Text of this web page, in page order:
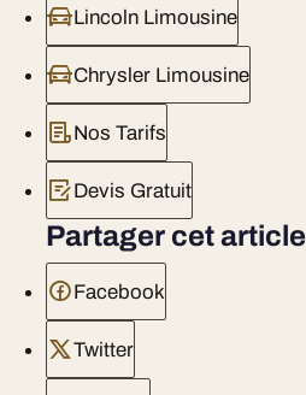
Lincoln Limousine
Chrysler Limousine
Nos Tarifs
Devis Gratuit
Partager cet article
Facebook
Twitter